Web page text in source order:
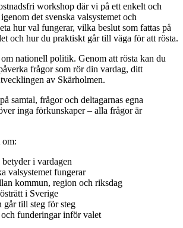
workshop där vi på ett enkelt och
det svenska valsystemet och
hur val fungerar, vilka beslut som fattas på
och hur du praktiskt går till väga för att rösta.
nationell politik. Genom att rösta kan du
frågor som rör din vardag, ditt
av Skärholmen.
samtal, frågor och deltagarnas egna
inga förkunskaper – alla frågor är
om:
i vardagen
valsystemet fungerar
kommun, region och riksdag
i Sverige
går till steg för steg
funderingar inför valet